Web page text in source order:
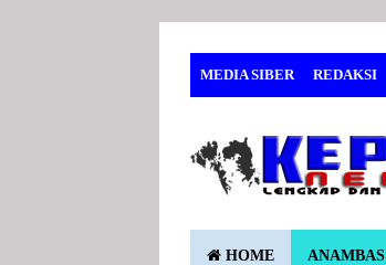
MEDIA SIBER REDAKSI
HOME ANAMBAS